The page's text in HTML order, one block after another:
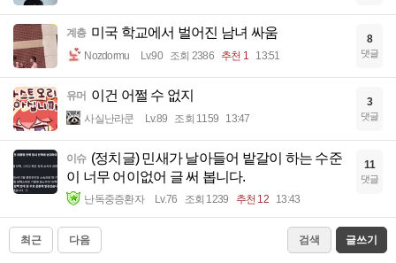
계층 미국 학교에서 벌어진 남녀 싸움
Nozdormu Lv.90 조회 2386 추천 1 13:51
8
댓글
유머 이건 어쩔 수 없지
사실난라쿤 Lv.89 조회 1159 13:47
3
댓글
이슈 (정치글) 민새가 날아들어 밭갈이 하는 수준
이 너무 어이없어 글 써 봅니다.
난독중증환자 Lv.76 조회 1239 추천 12 13:43
11
댓글
최근 다음 검색 글쓰기